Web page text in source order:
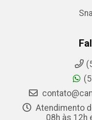
Atendimento
08h às 12h